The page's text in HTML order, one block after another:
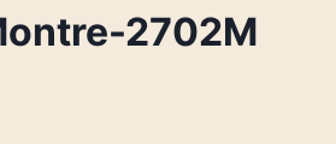
2702M